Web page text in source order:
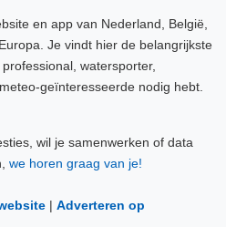
en app van Nederland, België,
Je vindt hier de belangrijkste
watersporter,
geïnteresseerde nodig hebt.
wil je samenwerken of data
we horen graag van je!
| Adverteren op